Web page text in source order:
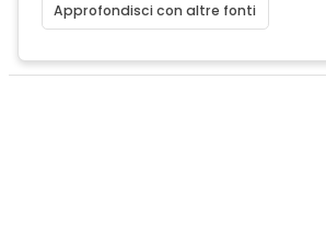
Approfondisci con altre fonti